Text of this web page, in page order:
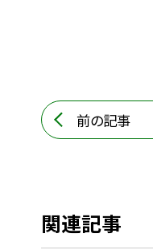
前の記事
関連記事